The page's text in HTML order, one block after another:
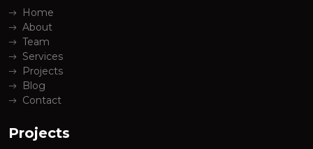
Home
About
Team
Services
Projects
Blog
Contact
Projects